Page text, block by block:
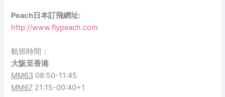
Peach日本訂飛網址:
http://www.flypeach.com
航班時間：
大阪至香港
MM63 08:50-11:45
MM67 21:15-00:40+1